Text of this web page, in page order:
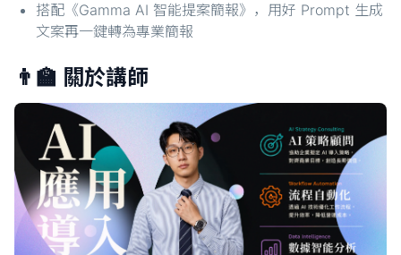
搭配《Gamma AI 智能提案簡報》，用好 Prompt 生成
文案再一鍵轉為專業簡報
👨‍🏫 關於講師